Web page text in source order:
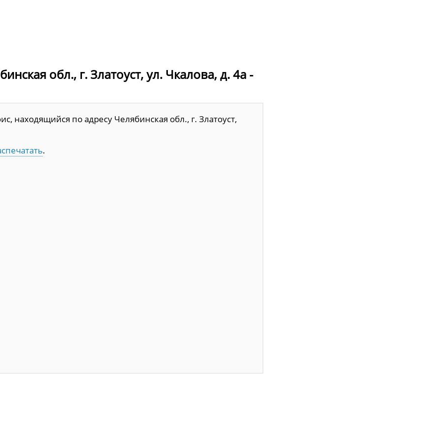
обл., г. Златоуст, ул. Чкалова, д. 4а -
находящийся по адресу Челябинская обл., г. Златоуст,
.